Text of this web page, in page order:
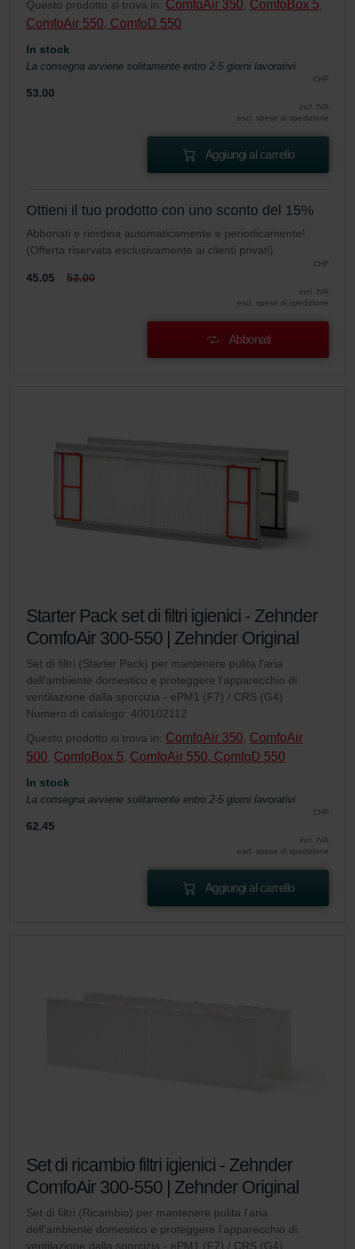
Questo prodotto si trova in: ComfoAir 350 ComfoBox 5
ComfoAir 550, ComfoD 550
In stock
La consegna avviene solitamente entro 2-5 giorni lavorativi
CHF
53.00
incl. IVA
escl. spese di spedizione
Aggiungi al carrello
Ottieni il tuo prodotto con uno sconto del 15%
Abbonati e riordina automaticamente e periodicamente!
(Offerta riservata esclusivamente ai clienti privati)
CHF
45.05 53.00
incl. IVA
escl. spese di spedizione
Abbonati
Starter Pack set di filtri igienici - Zehnder
ComfoAir 300-550 | Zehnder Original
Set di filtri (Starter Pack) per mantenere pulita l'aria
dell'ambiente domestico e proteggere l'apparecchio di
ventilazione dalla sporcizia - ePM1 (F7) / CRS (G4)
Numero di catalogo: 400102112
Questo prodotto si trova in: ComfoAir 350, ComfoAir
500, ComfoBox 5, ComfoAir 550, ComfoD 550
In stock
La consegna avviene solitamente entro 2-5 giorni lavorativi
CHF
62.45
incl. IVA
escl. spese di spedizione
Aggiungi al carrello
Set di ricambio filtri igienici - Zehnder
ComfoAir 300-550 | Zehnder Original
Set di filtri (Ricambio) per mantenere pulita l'aria
dell'ambiente domestico e proteggere l'apparecchio di
ventilazione dalla sporcizia - ePM1 (F7) / CRS (G4)